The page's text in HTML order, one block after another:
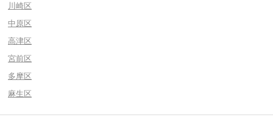
川崎区
中原区
高津区
宮前区
多摩区
麻生区